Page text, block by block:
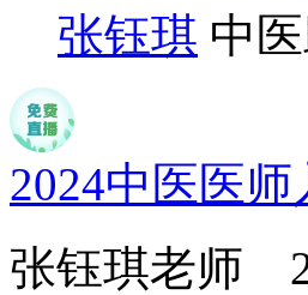
张钰琪 中
2024中医医
张钰琪老师